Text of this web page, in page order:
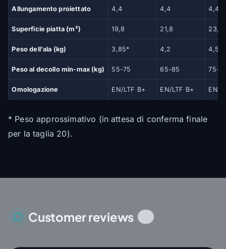
Allungamento proiettato 4,4 4,4 4,4
Superficie piatta (m²) 19,8 21,8 23,8
Peso dell'ala (kg) 3,85* 4,2 4,5
Peso al decollo min-max (kg) 55-75 65-85 75-
Omologazione EN/LTF B+ EN/LTF B+ EN/
* Peso approssimativo (in attesa di conferma finale
per la taglia 20).
Customer reviews